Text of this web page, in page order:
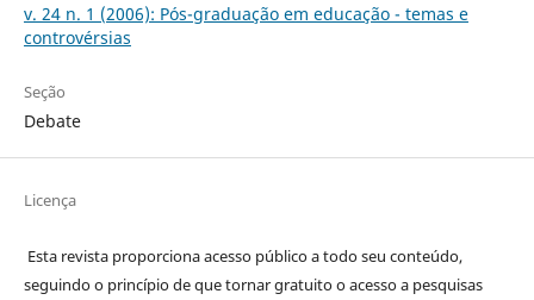
v. 24 n. 1 (2006): Pós-graduação em educação - temas e
controvérsias
Seção
Debate
Licença
Esta revista proporciona acesso público a todo seu conteúdo,
seguindo o princípio de que tornar gratuito o acesso a pesquisas